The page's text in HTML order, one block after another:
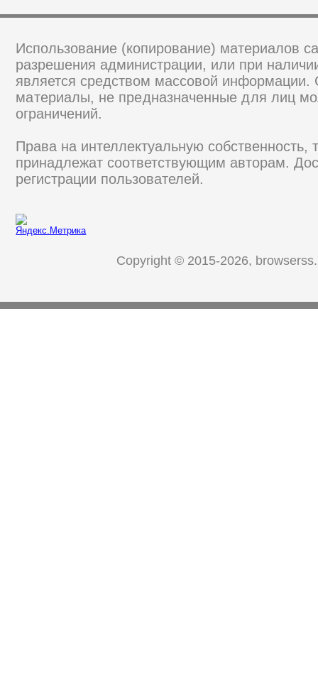
Использование (копирование) материалов
разрешения администрации, или при
является средством массовой информации.
материалы, не предназначенные для лиц
ограничений.
Права на интеллектуальную собственность,
принадлежат соответствующим авторам.
регистрации пользователей.
Copyright © 2015-2026,